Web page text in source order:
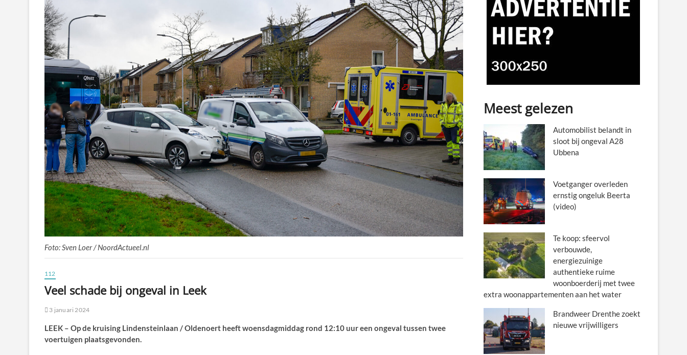
Foto: Sven Loer / NoordActueel.nl
112
Veel schade bij ongeval in Leek
3 januari 2024
LEEK – Op de kruising Lindensteinlaan / Oldenoert heeft woensdagmiddag rond 12:10 uur een ongeval tussen twee
voertuigen plaatsgevonden.
Meest gelezen
Automobilist belandt in
sloot bij ongeval A28
Ubbena
Voetganger overleden
ernstig ongeluk Beerta
(video)
Te koop: sfeervol
verbouwde,
energiezuinige
authentieke ruime
woonboerderij met twee
extra woonappartementen aan het water
Brandweer Drenthe zoekt
nieuwe vrijwilligers